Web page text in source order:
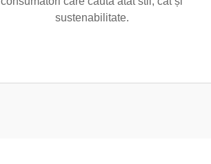
sustenabilitate.